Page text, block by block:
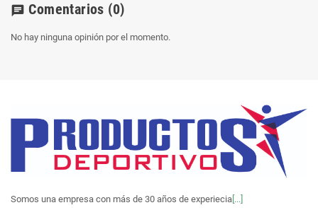
chat Comentarios (0)
No hay ninguna opinión por el momento.
Somos una empresa con más de 30 años de experiecia [...]